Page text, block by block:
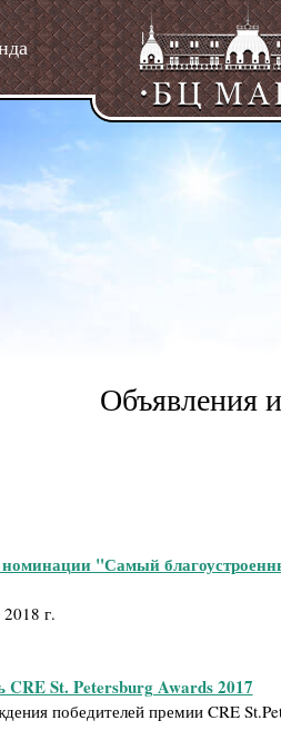
Объявления
"Самый
г.
St. Petersburg Awards 2017
победителей премии CRE